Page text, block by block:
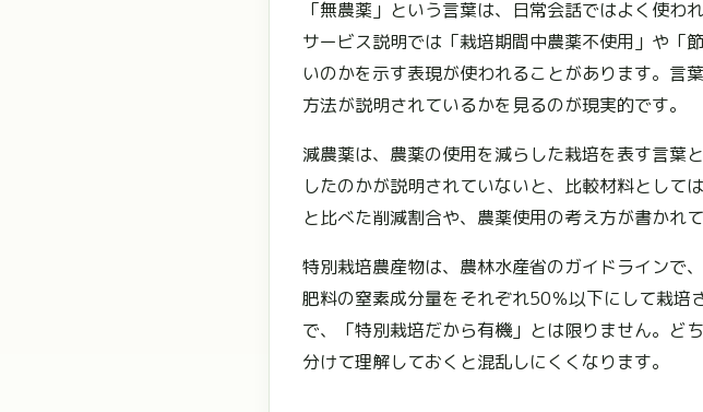
「無農薬」という言葉は、日常会話ではよく使
サービス説明では「栽培期間中農薬不使用」や「
いのかを示す表現が使われることがあります。言
方法が説明されているかを見るのが現実的です。
減農薬は、農薬の使用を減らした栽培を表す言葉
したのかが説明されていないと、比較材料として
と比べた削減割合や、農薬使用の考え方が書かれ
特別栽培農産物は、農林水産省のガイドラインで
肥料の窒素成分量をそれぞれ50％以下にして栽培
で、「特別栽培だから有機」とは限りません。ど
分けて理解しておくと混乱しにくくなります。